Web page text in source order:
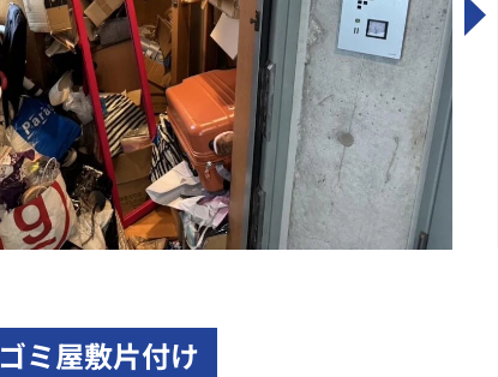
ゴミ屋敷片付け